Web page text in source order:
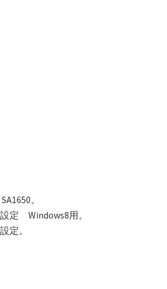
。
定 Windows8用。
定。